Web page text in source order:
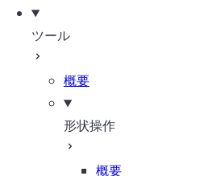
ツール
概要
形状操作
概要